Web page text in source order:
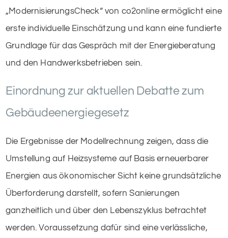
„ModernisierungsCheck“ von co2online ermöglicht eine
erste individuelle Einschätzung und kann eine fundierte
Grundlage für das Gespräch mit der Energieberatung
und den Handwerksbetrieben sein.
Einordnung zur aktuellen Debatte zum
Gebäudeenergiegesetz
Die Ergebnisse der Modellrechnung zeigen, dass die
Umstellung auf Heizsysteme auf Basis erneuerbarer
Energien aus ökonomischer Sicht keine grundsätzliche
Überforderung darstellt, sofern Sanierungen
ganzheitlich und über den Lebenszyklus betrachtet
werden. Voraussetzung dafür sind eine verlässliche,